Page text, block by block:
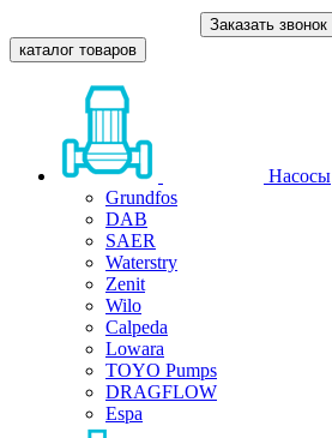
Заказать звонок
каталог товаров
Насосы
Grundfos
DAB
SAER
Waterstry
Zenit
Wilo
Calpeda
Lowara
TOYO Pumps
DRAGFLOW
Espa